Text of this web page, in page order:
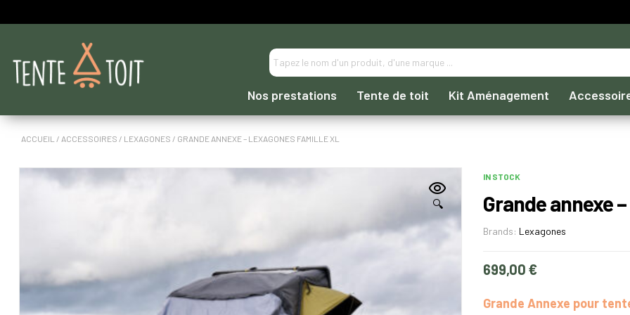
Nos prestations Tente de toit Kit Aménagement
ACCUEIL / ACCESSOIRES / LEXAGONES / GRANDE ANNEXE – LEXAGONES FAMILLE XL
🔍
IN STOCK
Grande annexe
Brands: Lexagones
699,00 €
Grande Annexe pour